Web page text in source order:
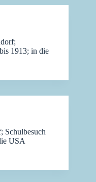
1913; in die
Schulbesuch
USA